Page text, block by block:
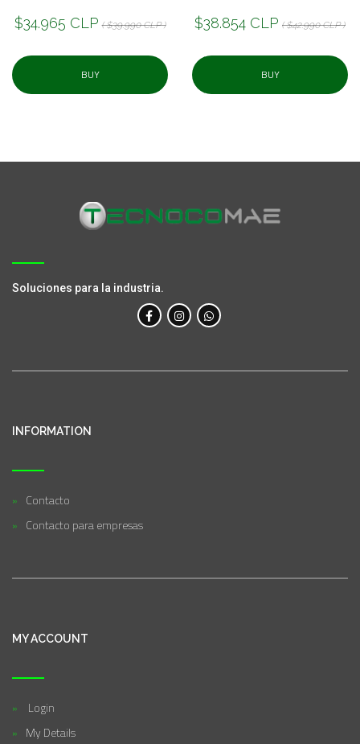
$34.965 CLP ( $39.990 CLP )
BUY
$38.854 CLP ( $42.990 CLP )
BUY
Soluciones para la industria.
INFORMATION
Contacto
Contacto para empresas
MY ACCOUNT
Login
My Details